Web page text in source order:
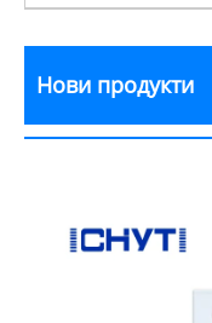
Нови продукти